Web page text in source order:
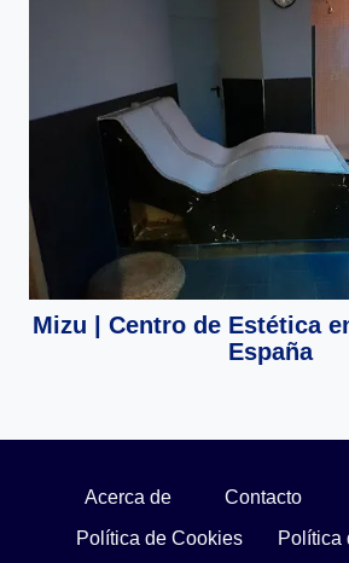
Mizu | Centro de Estética
España
Acerca de Contacto
Política de Cookies Política